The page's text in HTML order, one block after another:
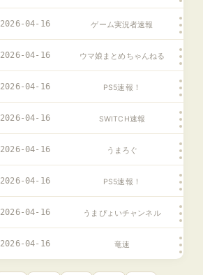
2026-04-16 ゲーム実況者速報
2026-04-16 ウマ娘まとめちゃんねる
2026-04-16 PS5速報！
2026-04-16 SWITCH速報
2026-04-16 うまろぐ
2026-04-16 PS5速報！
2026-04-16 うまぴょいチャンネル
2026-04-16 竜速